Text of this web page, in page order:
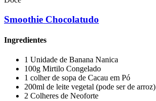
Smoothie Chocolatudo
Ingredientes
1 Unidade de Banana Nanica
100g Mirtilo Congelado
1 colher de sopa de Cacau em Pó
200ml de leite vegetal (pode ser de arroz)
2 Colheres de Neoforte